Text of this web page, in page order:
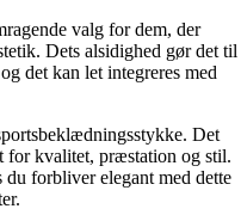
valg for dem, der
Dets alsidighed gør det til
det kan let integreres med
Det
for kvalitet, præstation og stil.
forbliver elegant med dette